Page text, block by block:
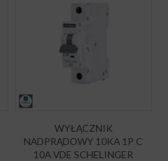
WYŁĄCZNIK
NADPRĄDOWY 10KA 1P C
10A VDE SCHELINGER